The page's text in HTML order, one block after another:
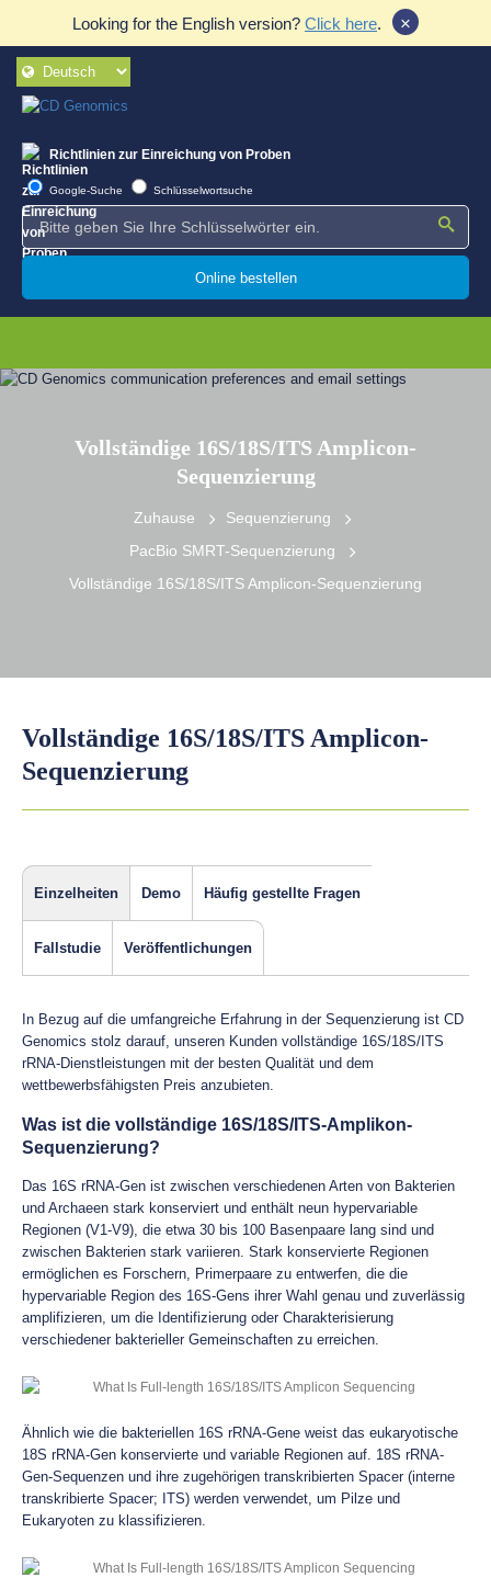
Looking for the English version? Click here. ×
Richtlinien zur Einreichung von Proben
Google-Suche Schlüsselwortsuche
Online bestellen
Vollständige 16S/18S/ITS Amplicon-
Sequenzierung
Zuhause
Sequenzierung
PacBio SMRT-Sequenzierung
Vollständige 16S/18S/ITS Amplicon-Sequenzierung
Vollständige 16S/18S/ITS Amplicon-
Sequenzierung
Einzelheiten Demo Häufig gestellte Fragen
Fallstudie Veröffentlichungen
In Bezug auf die umfangreiche Erfahrung in der Sequenzierung ist CD
Genomics stolz darauf, unseren Kunden vollständige 16S/18S/ITS
rRNA-Dienstleistungen mit der besten Qualität und dem
wettbewerbsfähigsten Preis anzubieten.
Was ist die vollständige 16S/18S/ITS-Amplikon-
Sequenzierung?
Das 16S rRNA-Gen ist zwischen verschiedenen Arten von Bakterien
und Archaeen stark konserviert und enthält neun hypervariable
Regionen (V1-V9), die etwa 30 bis 100 Basenpaare lang sind und
zwischen Bakterien stark variieren. Stark konservierte Regionen
ermöglichen es Forschern, Primerpaare zu entwerfen, die die
hypervariable Region des 16S-Gens ihrer Wahl genau und zuverlässig
amplifizieren, um die Identifizierung oder Charakterisierung
verschiedener bakterieller Gemeinschaften zu erreichen.
Ähnlich wie die bakteriellen 16S rRNA-Gene weist das eukaryotische
18S rRNA-Gen konservierte und variable Regionen auf. 18S rRNA-
Gen-Sequenzen und ihre zugehörigen transkribierten Spacer (interne
transkribierte Spacer; ITS) werden verwendet, um Pilze und
Eukaryoten zu klassifizieren.